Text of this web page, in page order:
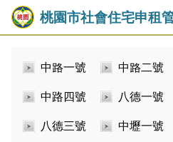
桃園市社會住宅申租
中路一號 中路二號
中路四號 八德一號
八德三號 中壢一號